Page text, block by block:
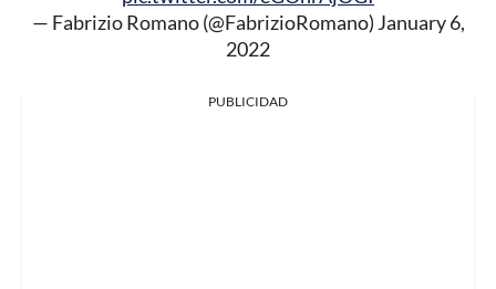
— Fabrizio Romano (@FabrizioRomano) January 6,
2022
PUBLICIDAD